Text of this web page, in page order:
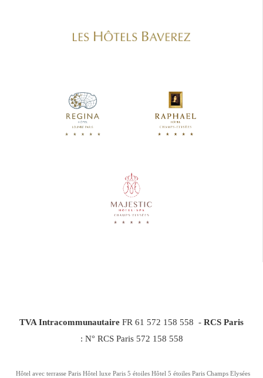
TVA Intracommunautaire FR 61 572 158 558 - RCS Paris
: N° RCS Paris 572 158 558
Hôtel avec terrasse Paris Hôtel luxe Paris 5 étoiles Hôtel 5 étoiles Paris Champs Elysées